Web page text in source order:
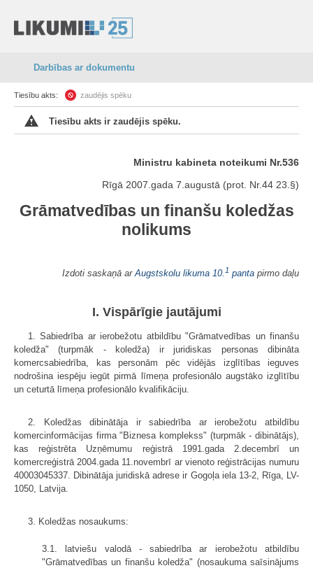
Darbības ar dokumentu
Tiesību akts: zaudējis spēku
Tiesību akts ir zaudējis spēku.
Ministru kabineta noteikumi Nr.536
Rīgā 2007.gada 7.augustā (prot. Nr.44 23.§)
Grāmatvedības un finanšu koledžas
nolikums
Izdoti saskaņā arAugstskolu likuma 10. 1 panta pirmo daļu
I. Vispārīgie jautājumi
1. Sabiedrība ar ierobežotu atbildību "Grāmatvedības un finanšu
koledža" (turpmāk - koledža) ir juridiskas personas dibināta
komercsabiedrība, kas personām pēc vidējās izglītības ieguves
nodrošina iespēju iegūt pirmā līmeņa profesionālo augstāko izglītību
un ceturtā līmeņa profesionālo kvalifikāciju.
2. Koledžas dibinātāja ir sabiedrība ar ierobežotu atbildību
komercinformācijas firma "Biznesa komplekss" (turpmāk - dibinātājs),
kas re­ģistrēta Uzņēmumu reģistrā 1991.gada 2.decembrī un
komercreģistrā 2004.gada 11.novembrī ar vienoto reģistrācijas numuru
40003045337. Dibinātāja juridiskā adrese ir Gogoļa iela 13-2, Rīga, LV-
1050, Latvija.
3. Koledžas nosaukums:
3.1. latviešu valodā - sabiedrība ar ierobežotu atbildību
"Grāmatvedības un finanšu koledža" (nosaukuma saīsinājums